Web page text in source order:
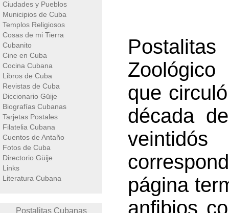
Ciudades y Pueblos
Municipios de Cuba
Templos Religiosos
Cosas de mi Tierra
Cubanito
Cine en Cuba
Cocina Cubana
Libros de Cuba
Revistas de Cuba
Diccionario Güije
Biografías Cubanas
Tarjetas Postales
Filatelia Cubana
Cuentos de Antaño
Fotos de Cuba
Directorio Güije
Links
Literatura Cubana
Postalitas Cubanas
que
década
página
anfibios